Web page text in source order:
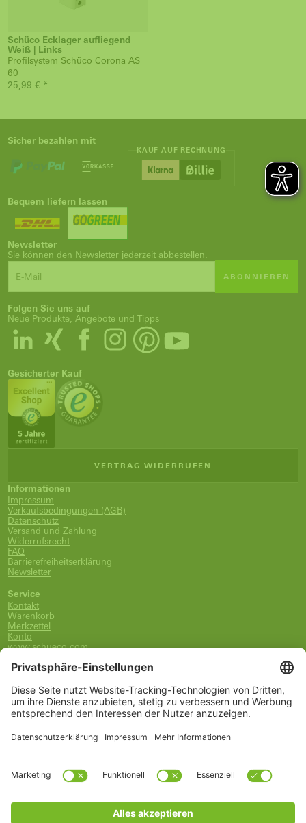
Schüco Ecklager aufliegend
Weiß | Links
Profilsystem Schüco Corona AS
60
25,99 € *
Sicher bezahlen mit
KAUF AUF RECHNUNG
Bequem liefern lassen
Newsletter
Sie können den Newsletter jederzeit abbestellen.
ABONNIEREN
Folgen Sie uns auf
Neue Produkte, Angebote und Tipps
Gesicherter Kauf
VERTRAG WIDERRUFEN
Informationen
Impressum
Verkaufsbedingungen (AGB)
Datenschutz
Versand und Zahlung
Widerrufsrecht
FAQ
Barrierefreiheitserklärung
Newsletter
Service
Kontakt
Warenkorb
Merkzettel
Konto
www.schueco.com
0800-400-4007
kostenlos aus dem dt. Festnetz
Unsere Marken
Alle Marken
Schüco International KG
Kategorien
Griffe
Wartung, Pflege und Lüftung